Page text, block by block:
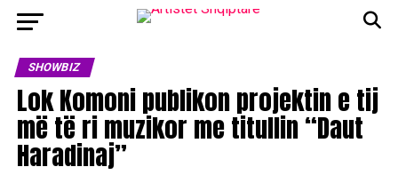
SHOWBIZ
Lok Komoni publikon projektin e tij
më të ri muzikor me titullin “Daut
Haradinaj”